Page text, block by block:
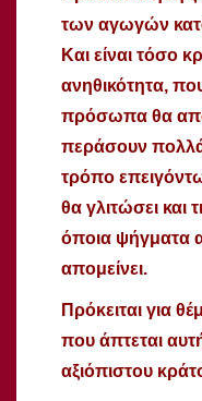
των αγωγών
Και είναι τόσο
ανηθικότητα,
πρόσωπα θα
περάσουν πολλά
τρόπο
θα γλιτώσει και
όποια ψήγματα
απομείνει.
Πρόκειται για
που άπτεται
αξιόπιστου